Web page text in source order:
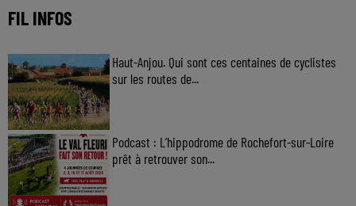
FIL INFOS
Haut-Anjou. Qui sont ces centaines de cyclistes
sur les routes de...
Podcast : L’hippodrome de Rochefort-sur-Loire
prêt à retrouver son...